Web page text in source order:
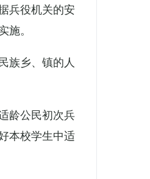
兵役机关的安
。
族乡、镇的人
龄公民初次兵
本校学生中适